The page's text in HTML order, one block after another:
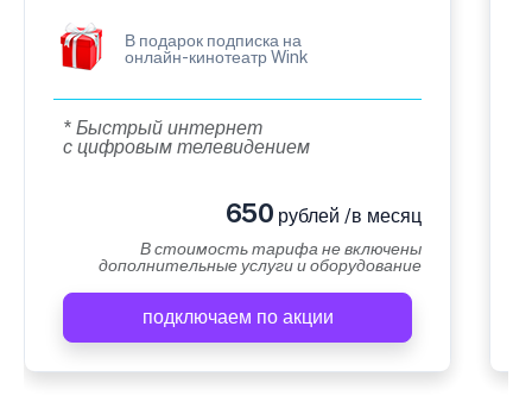
В подарок подписка на
онлайн-кинотеатр Wink
* Быстрый интернет
с цифровым телевидением
650 рублей /в месяц
В стоимость тарифа не включены
дополнительные услуги и оборудование
подключаем по акции